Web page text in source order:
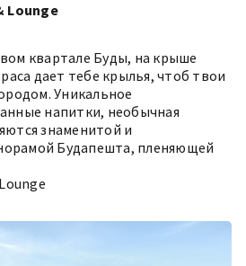
Lounge
квартале Буды, на крыше
дает тебе крылья, чтоб твои
Уникальное
напитки, необычная
знаменитой и
Будапешта, пленяющей